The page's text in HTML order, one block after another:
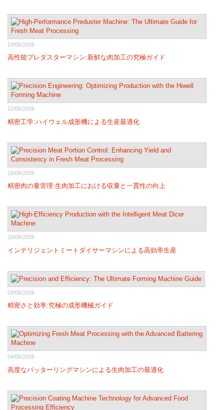
24/06/2026
高性能プレダスターマシン:新鮮な肉加工の究極ガイド
22/06/2026
精密工学:ハイウェル成形機による生産最適化
16/06/2026
精密肉の量管理:生肉加工における収量と一貫性の向上
10/06/2026
インテリジェントミートダイサーマシンによる高効率生産
09/06/2026
精密さと効率:究極の成形機械ガイド
04/06/2026
高度なバッターリングマシンによる生肉加工の最適化